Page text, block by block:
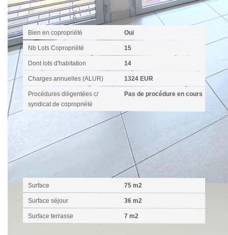
Copropriété
Bien en copropriété Oui
Nb Lots Copropriété 15
Dont lots d'habitation 14
Charges annuelles (ALUR) 1324 EUR
Procédures diligentées c/
syndicat de copropriété
Pas de procédure en cours
Surface 75 m2
Surface séjour 36 m2
Surface terrasse 7 m2